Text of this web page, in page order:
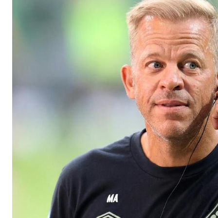
auch in der Liga